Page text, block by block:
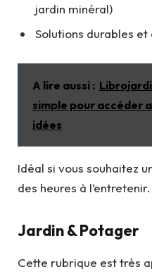
jardin minéral)
Solutions durables
A lire aussi :
simple pour accéder
idées
Idéal si vous souhaitez
des heures à l’entretenir.
Jardin & Potager
Cette rubrique est très